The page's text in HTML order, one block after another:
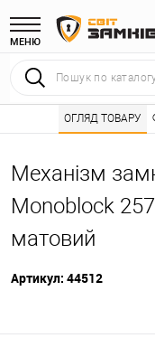
МЕНЮ
Інтернет магазин
Механізм
Monoblock
матовий
Артикул: 44512
ОГЛЯД ТОВАРУ